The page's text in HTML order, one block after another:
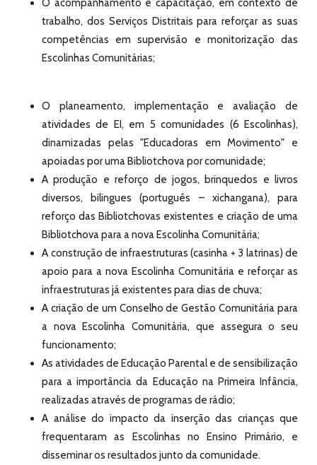
O acompanhamento e capacitação, em contexto de
trabalho, dos Serviços Distritais para reforçar as suas
competências em supervisão e monitorização das
Escolinhas Comunitárias;
O planeamento, implementação e avaliação de
atividades de EI, em 5 comunidades (6 Escolinhas),
dinamizadas pelas "Educadoras em Movimento" e
apoiadas por uma Bibliotchova por comunidade;
A produção e reforço de jogos, brinquedos e livros
diversos, bilingues (português – xichangana), para
reforço das Bibliotchovas existentes e criação de uma
Bibliotchova para a nova Escolinha Comunitária;
A construção de infraestruturas (casinha + 3 latrinas) de
apoio para a nova Escolinha Comunitária e reforçar as
infraestruturas já existentes para dias de chuva;
A criação de um Conselho de Gestão Comunitária para
a nova Escolinha Comunitária, que assegura o seu
funcionamento;
As atividades de Educação Parental e de sensibilização
para a importância da Educação na Primeira Infância,
realizadas através de programas de rádio;
A análise do impacto da inserção das crianças que
frequentaram as Escolinhas no Ensino Primário, e
disseminar os resultados junto da comunidade.